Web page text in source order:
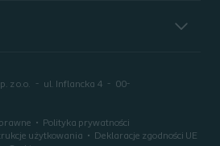
z o.o. ul. Inflancka 4
00-
Polityka prywatności
użytkowania
Deklaracje zgodności UE